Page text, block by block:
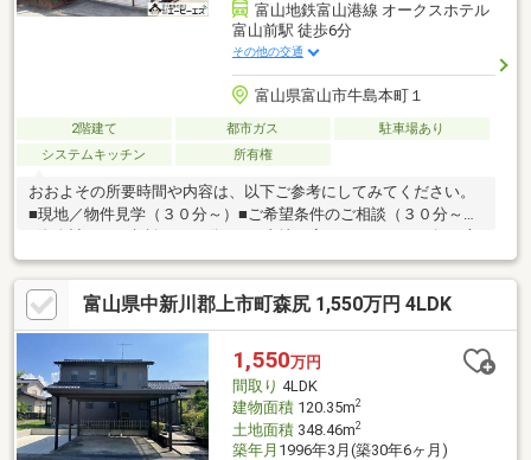
富山地鉄富山港線 オークスホテル
富山前駅 徒歩6分
その他の交通
富山県富山市牛島本町１
2階建て 都市ガス
駐車場あり
システムキッチン
所有権
おおよその所要時間や内容は、以下ご参考にしてみてください。
■現地／物件見学（３０分～）■ご希望条件のご相談（３０分～）
のご相談（３０分～）■会社の強みのご紹介（３０分～）■持家を
お持ちの方のお住み替えのご相談（３０分～）マイホーム購入は
人生の大切なご決断です。気になる点は何でもお気軽にご相談く
ださい。当社スタッフが、ご納得頂けるまでご相談をお受けいた
します。【0120-011-768】へお電話いただくか、【オレンジ色資
料請求（無料）ボタン】【赤色見学予約をする（無料）ボタン】
よりお問い合わせください。
富山県中新川郡上市町森尻 1,550万円 4LDK
1,550万円
間取り 4LDK
建物面積120.35m2
土地面積348.46m2
築年月 1996年3月(築30年6ヶ月)